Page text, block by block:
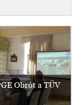
Obrót a TÜV